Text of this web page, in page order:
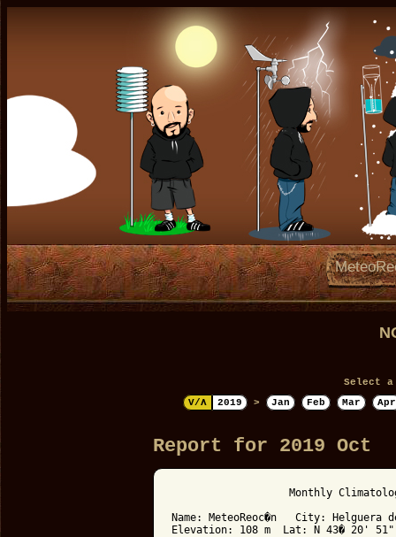
Select a
V/Λ
2019 > Jan Feb Mar Apr
Report for 2019 Oct
Monthly
Name: MeteoReoc�n   City: Helguera
Elevation: 108 m  Lat: N 43� 20'